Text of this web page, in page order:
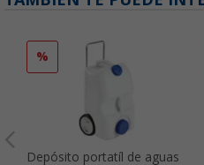
%
Depósito portatíl de aguas